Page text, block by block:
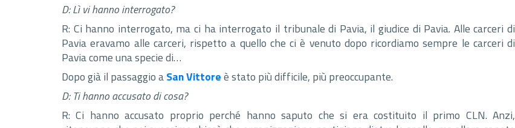
D: Lì vi hanno interrogato?
R: Ci hanno interrogato, ma ci ha interrogato il tribunale di Pavia, il giudice di Pavia. Alle carceri di
Pavia eravamo alle carceri, rispetto a quello che ci è venuto dopo ricordiamo sempre le carceri di
Pavia come una specie di…
Dopo già il passaggio aSan Vittoreè stato più difficile, più preoccupante.
D: Ti hanno accusato di cosa?
R: Ci hanno accusato proprio perché hanno saputo che si era costituito il primo CLN. Anzi,